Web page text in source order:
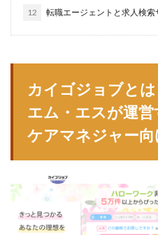
12 転職エージェントと求人検索
カイゴジョブとは
エム・エスが運
ケアマネジャー
作業療法士
保育士
リクナビ薬剤師
ネルサ
ハイクラス
バイリンガ
ビルメンテナンス
ビル
ファルマスタッフ
ブラ
マイナビジョブ20's
マ
マイナビ介護職
マイナ
ミラクス介護
メガベン